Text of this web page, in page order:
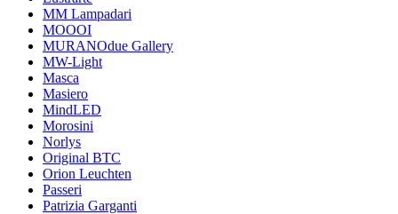
MM Lampadari
MOOOI
MURANOdue Gallery
MW-Light
Masca
Masiero
MindLED
Morosini
Norlys
Original BTC
Orion Leuchten
Passeri
Patrizia Garganti